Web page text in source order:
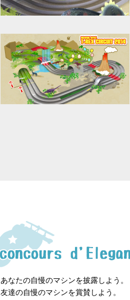
あなたの自慢のマシンを披露しよう。
友達の自慢のマシンを賞賛しよう。